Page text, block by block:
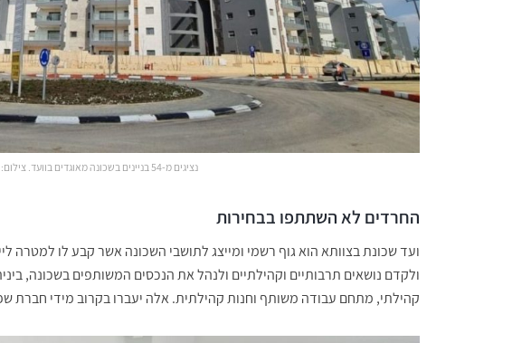
נציגים מ-54 בניינים בשכונה מאוגדים בוועד. צילום: מיכל מור
החרדים לא השתתפו בבחירות
ועד שכונת בצוותא הוא גוף רשמי ומייצג לתושבי השכונה אשר קבע לו למטרה
ולקדם נושאים תרבותיים וקהילתיים ולנהל את הנכסים המשותפים בשכונה,
קהילתי, מתחם עבודה משותף וחנות קהילתית. אלה יעברו בקרוב מידי חברת